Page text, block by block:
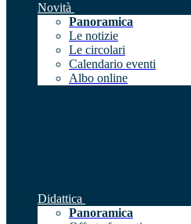
Novità
Panoramica
Le notizie
Le circolari
Calendario eventi
Albo online
Didattica
Panoramica